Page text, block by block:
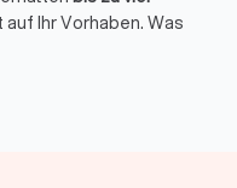
Ihr Vorhaben. Was